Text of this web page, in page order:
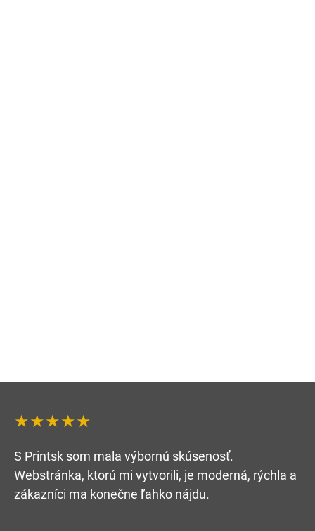
★★★★★
S Printsk som mala výbornú skúsenosť.
Webstránka, ktorú mi vytvorili, je moderná, rýchla a
zákazníci ma konečne ľahko nájdu.